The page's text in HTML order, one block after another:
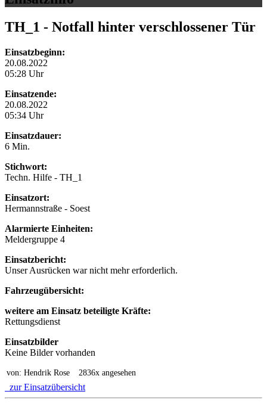
TH_1 - Notfall hinter verschlossener Tür
Einsatzbeginn:
20.08.2022
05:28 Uhr
Einsatzende:
20.08.2022
05:34 Uhr
Einsatzdauer:
6 Min.
Stichwort:
Techn. Hilfe - TH_1
Einsatzort:
Hermannstraße - Soest
Alarmierte Einheiten:
Meldergruppe 4
Einsatzbericht:
Unser Ausrücken war nicht mehr erforderlich.
Fahrzeugübersicht:
weitere am Einsatz beteiligte Kräfte:
Rettungsdienst
Einsatzbilder
Keine Bilder vorhanden
von: Hendrik Rose 2836x angesehen
zur Einsatzübersicht